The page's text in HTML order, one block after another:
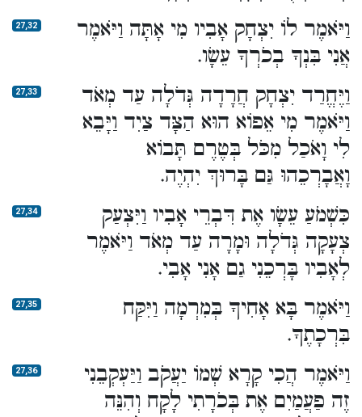
27,32
וַיֹּאמֶר לוֹ יִצְחָק אָבִיו מִי אָתָּה וַיֹּאמֶר
אֲנִי בִּנְךָ בְכֹרְךָ עֵשָׂו.
27,33
וַיֶּחֱרַד יִצְחָק חֲרָדָה גְּדֹלָה עַד מְאֹד
וַיֹּאמֶר מִי אֵפוֹא הוּא הַצָּד צַיִד וַיָּבֵא
לִי וָאֹכַל מִכֹּל בְּטֶרֶם תָּבוֹא
וָאֲבָרְכֵהוּ גַּם בָּרוּךְ יִהְיֶה.
27,34
כִּשְׁמֹעַ עֵשָׂו אֶת דִּבְרֵי אָבִיו וַיִּצְעַק
צְעָקָה גְּדֹלָה וּמָרָה עַד מְאֹד וַיֹּאמֶר
לְאָבִיו בָּרְכֵנִי גַם אָנִי אָבִי.
27,35
וַיֹּאמֶר בָּא אָחִיךָ בְּמִרְמָה וַיִּקַּח
בִּרְכָתֶךָ.
27,36
וַיֹּאמֶר הֲכִי קָרָא שְׁמוֹ יַעֲקֹב וַיַּעְקְבֵנִי
זֶה פַעֲמַיִם אֶת בְּכֹרָתִי לָקָח וְהִנֵּה